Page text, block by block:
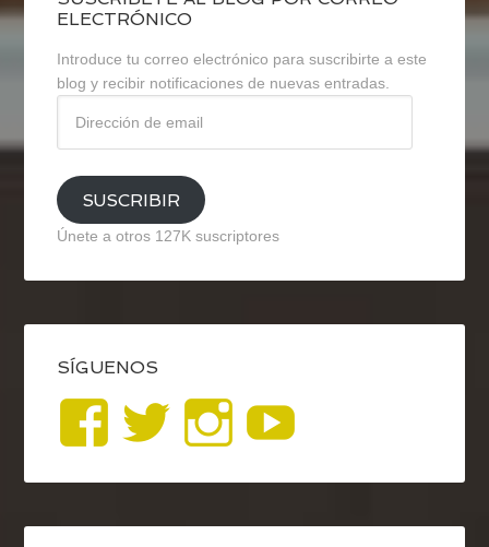
ELECTRÓNICO
Introduce tu correo electrónico para suscribirte a este
blog y recibir notificaciones de nuevas entradas.
email
SUSCRIBIR
Únete a otros 127K suscriptores
SÍGUENOS
Ver
perfil
de
Ver
perfil
de
Ver
perfil
de